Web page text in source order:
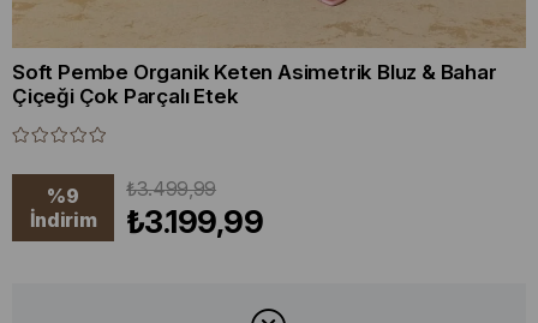
Soft Pembe Organik Keten Asimetrik Bluz & Bahar
Çiçeği Çok Parçalı Etek
%9
İndirim
₺3.499,99
₺3.199,99